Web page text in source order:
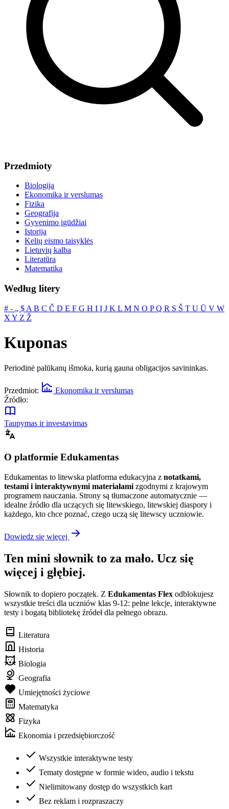
Przedmioty
Biologija
Ekonomika ir verslumas
Fizika
Geografija
Gyvenimo įgūdžiai
Istorija
Kelių eismo taisyklės
Lietuvių kalba
Literatūra
Matematika
Według litery
# ‐ „ $ A B C Č D E F G H I Į J K L M N O PQ R S Š T U Ū V W
X Y Z Ž
Kuponas
Periodinė palūkanų išmoka, kurią gauna obligacijos savininkas.
Przedmiot:
Ekonomika ir verslumas
Źródło:
Taupymas ir investavimas
O platformie Edukamentas
Edukamentas to litewska platforma edukacyjna z notatkami,
testami i interaktywnymi materiałami zgodnymi z krajowym
programem nauczania. Strony są tłumaczone automatycznie —
idealne źródło dla uczących się litewskiego, litewskiej diaspory i
każdego, kto chce poznać, czego uczą się litewscy uczniowie.
Dowiedz się więcej
Ten mini słownik to za mało. Ucz się
więcej i głębiej.
Słownik to dopiero początek. Z Edukamentas Flex odblokujesz
wszystkie treści dla uczniów klas 9-12: pełne lekcje, interaktywne
testy i bogatą bibliotekę źródeł dla pełnego obrazu.
Literatura
Historia
Biologia
Geografia
Umiejętności życiowe
Matematyka
Fizyka
Ekonomia i przedsiębiorczość
Wszystkie interaktywne testy
Tematy dostępne w formie wideo, audio i tekstu
Nielimitowany dostęp do wszystkich kart
Bez reklam i rozpraszaczy